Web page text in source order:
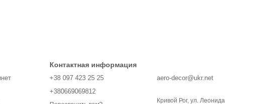
Контактная информация
+38 097 423 25 25
+380669069812
aero-decor@ukr.net
Кривой Рог, ул. Леонида